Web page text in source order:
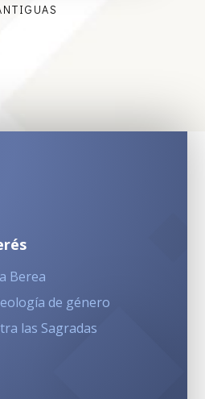
Berea
de género
las Sagradas